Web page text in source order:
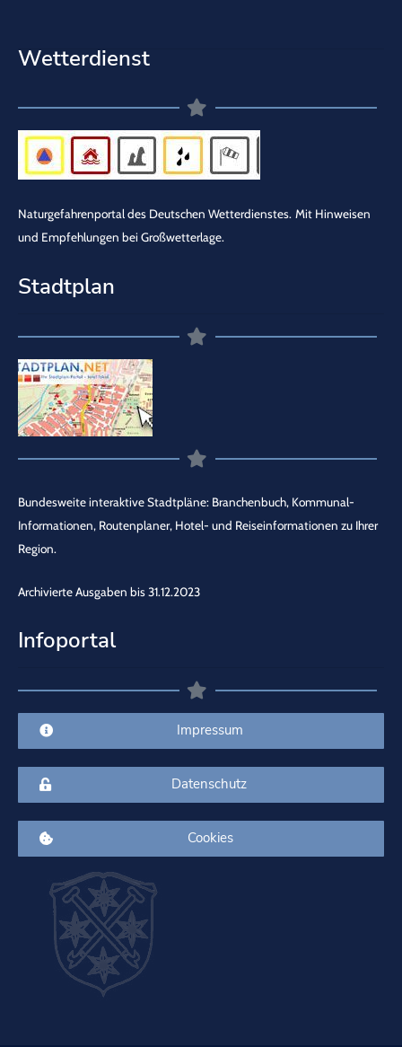
Wetterdienst
Naturgefahrenportal des Deutschen Wetterdienstes. Mit Hinweisen
und Empfehlungen bei Großwetterlage.
Stadtplan
Bundesweite interaktive Stadtpläne: Branchenbuch, Kommunal-
Informationen, Routenplaner, Hotel- und Reiseinformationen zu Ihrer
Region.
Archivierte Ausgaben bis 31.12.2023
Infoportal
Impressum
Datenschutz
Cookies